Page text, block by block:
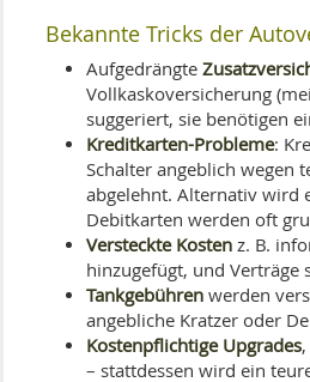
Bekannte Tricks der
Aufgedrängte
Vollkaskoversicherung
suggeriert, sie benötigen
Kreditkarten-Probleme:
Schalter angeblich wegen
abgelehnt. Alternativ wird
Debitkarten werden oft
Versteckte Kostenz. B.
hinzugefügt, und
Tankgebührenwerden
angebliche Kratzer oder
Kostenpflichtige Upgrades,
– stattdessen wird ein